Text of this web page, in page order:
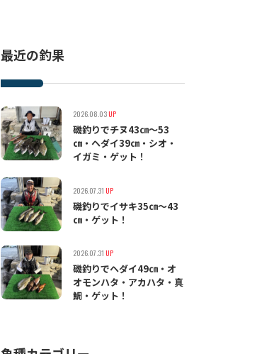
最近の釣果
2026.08.03UP
磯釣りでチヌ43㎝〜53
㎝・ヘダイ39㎝・シオ・
イガミ・ゲット！
2026.07.31 UP
磯釣りでイサキ35㎝〜43
㎝・ゲット！
2026.07.31 UP
磯釣りでヘダイ49㎝・オ
オモンハタ・アカハタ・真
鯛・ゲット！